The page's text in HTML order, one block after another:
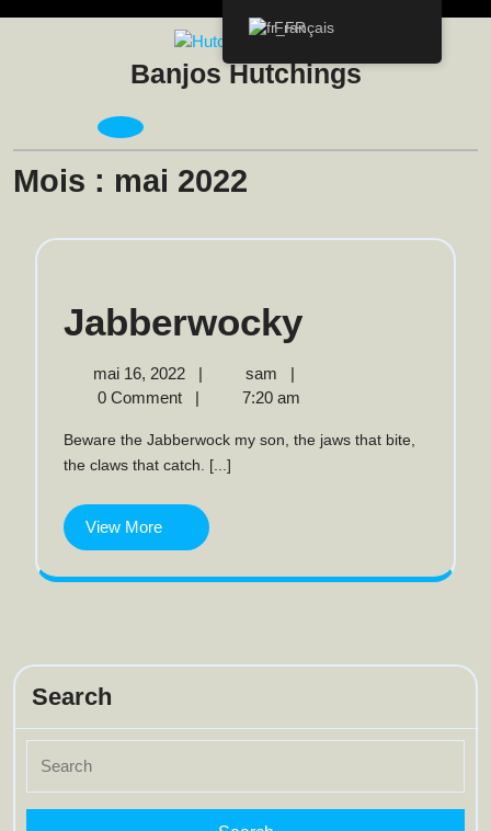
Banjos Hutchings
Open
Mois : mai 2022
Jabberwocky
mai 16, 2022
mai
16,
| sam Jabberwocky
|
0 Comment
| 7:20 am
Beware the Jabberwock my son, the jaws that bite,
the claws that catch. [...]
View More
View
More
Search
for:
Français